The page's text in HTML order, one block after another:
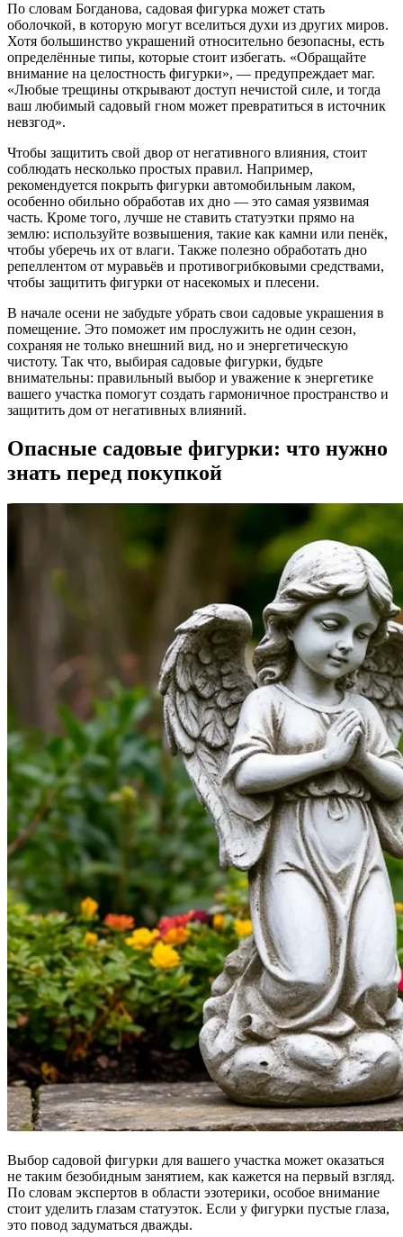
По словам Богданова, садовая фигурка может стать
оболочкой, в которую могут вселиться духи из других миров.
Хотя большинство украшений относительно безопасны, есть
определённые типы, которые стоит избегать. «Обращайте
внимание на целостность фигурки», — предупреждает маг.
«Любые трещины открывают доступ нечистой силе, и тогда
ваш любимый садовый гном может превратиться в источник
невзгод».
Чтобы защитить свой двор от негативного влияния, стоит
соблюдать несколько простых правил. Например,
рекомендуется покрыть фигурки автомобильным лаком,
особенно обильно обработав их дно — это самая уязвимая
часть. Кроме того, лучше не ставить статуэтки прямо на
землю: используйте возвышения, такие как камни или пенёк,
чтобы уберечь их от влаги. Также полезно обработать дно
репеллентом от муравьёв и противогрибковыми средствами,
чтобы защитить фигурки от насекомых и плесени.
В начале осени не забудьте убрать свои садовые украшения в
помещение. Это поможет им прослужить не один сезон,
сохраняя не только внешний вид, но и энергетическую
чистоту. Так что, выбирая садовые фигурки, будьте
внимательны: правильный выбор и уважение к энергетике
вашего участка помогут создать гармоничное пространство и
защитить дом от негативных влияний.
Опасные садовые фигурки: что нужно
знать перед покупкой
Выбор садовой фигурки для вашего участка может оказаться
не таким безобидным занятием, как кажется на первый взгляд.
По словам экспертов в области эзотерики, особое внимание
стоит уделить глазам статуэток. Если у фигурки пустые глаза,
это повод задуматься дважды.